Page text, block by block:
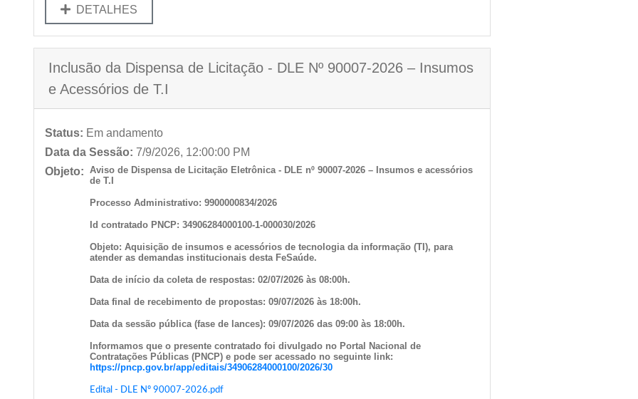
DETALHES
Inclusão da Dispensa de Licitação - DLE Nº 90007-2026 – Insumos
e Acessórios de T.I
Status: Em andamento
Data da Sessão: 7/9/2026, 12:00:00 PM
Objeto: Aviso de Dispensa de Licitação Eletrônica - DLE nº 90007-2026 – Insumos e acessórios
de T.I
Processo Administrativo: 9900000834/2026
Id contratado PNCP: 34906284000100-1-000030/2026
Objeto: Aquisição de insumos e acessórios de tecnologia da informação (TI), para
atender as demandas institucionais desta FeSaúde.
Data de início da coleta de respostas: 02/07/2026 às 08:00h.
Data final de recebimento de propostas: 09/07/2026 às 18:00h.
Data da sessão pública (fase de lances): 09/07/2026 das 09:00 às 18:00h.
Informamos que o presente contratado foi divulgado no Portal Nacional de
Contratações Públicas (PNCP) e pode ser acessado no seguinte link:
https://pncp.gov.br/app/editais/34906284000100/2026/30
Edital - DLE Nº 90007-2026.pdf